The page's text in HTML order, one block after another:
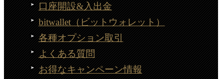
口座開設&入出金
bitwallet（ビットウォレット）
各種オプション取引
よくある質問
お得なキャンペーン情報